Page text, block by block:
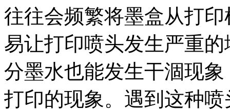
往往会频繁将墨盒从打
易让打印喷头发生严重
分墨水也能发生干涸现
打印的现象。遇到这种